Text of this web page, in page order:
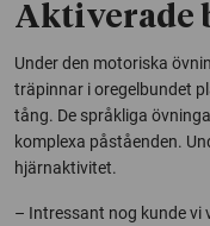
Aktiverade
Under den motoriska
träpinnar i oregelbundet
tång. De språkliga
komplexa påståenden.
hjärnaktivitet.
– Intressant nog kunde vi